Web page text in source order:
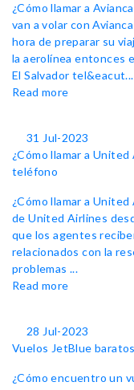
¿Cómo llamar a
van a volar con
hora de preparar su
la aerolínea entonces
El Salvador tel&eacut...
Read more
31 Jul-2023
¿Cómo llamar a
teléfono
¿Cómo llamar a
de United Airlines
que los agentes
relacionados con la
problemas ...
Read more
28 Jul-2023
Vuelos JetBlue
¿Cómo encuentro un